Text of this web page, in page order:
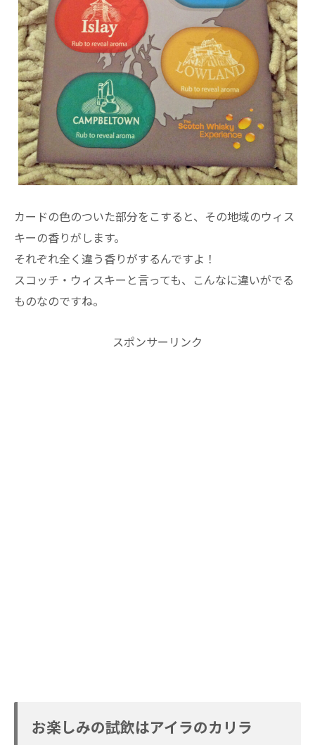
カードの色のついた部分をこすると、その地域のウィス
キーの香りがします。
それぞれ全く違う香りがするんですよ！
スコッチ・ウィスキーと言っても、こんなに違いがでる
ものなのですね。
スポンサーリンク
お楽しみの試飲はアイラのカリラ